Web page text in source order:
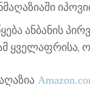
ანბანის
ყველაფრისა,